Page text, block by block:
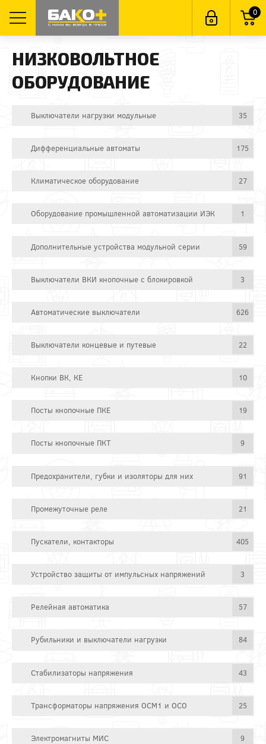
0
НИЗКОВОЛЬТНОЕ
ОБОРУДОВАНИЕ
Выключатели нагрузки модульные 35
Дифференциальные автоматы 175
Климатическое оборудование 27
Оборудование промышленной автоматизации ИЭК 1
Дополнительные устройства модульной серии 59
Выключатели ВКИ кнопочные с блокировкой 3
Автоматические выключатели 626
Выключатели концевые и путевые 22
Кнопки ВК, КЕ 10
Посты кнопочные ПКЕ 19
Посты кнопочные ПКТ 9
Предохранители, губки и изоляторы для них 91
Промежуточные реле 21
Пускатели, контакторы 405
Устройство защиты от импульсных напряжений 3
Релейная автоматика 57
Рубильники и выключатели нагрузки 84
Стабилизаторы напряжения 43
Трансформаторы напряжения ОСМ1 и ОСО 25
Электромагниты МИС 9